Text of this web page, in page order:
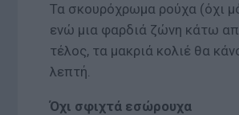
Τα σκουρόχρωμα ρούχα (όχι
ενώ μια φαρδιά ζώνη κάτω
τέλος, τα μακριά κολιέ θα
λεπτή.
Όχι σφιχτά εσώρουχα